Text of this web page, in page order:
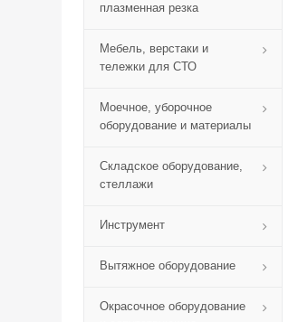
плазменная резка
Мебель, верстаки и
тележки для СТО
Моечное, уборочное
оборудование и материалы
Складское оборудование,
стеллажи
Инструмент
Вытяжное оборудование
Окрасочное оборудование